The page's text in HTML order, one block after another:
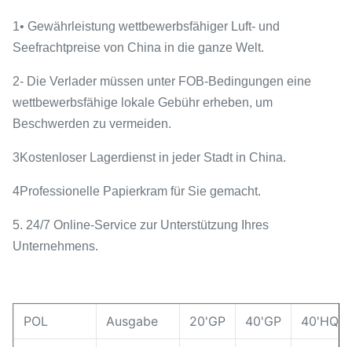
1• Gewährleistung wettbewerbsfähiger Luft- und
Seefrachtpreise von China in die ganze Welt.
2- Die Verlader müssen unter FOB-Bedingungen eine
wettbewerbsfähige lokale Gebühr erheben, um
Beschwerden zu vermeiden.
3Kostenloser Lagerdienst in jeder Stadt in China.
4Professionelle Papierkram für Sie gemacht.
5. 24/7 Online-Service zur Unterstützung Ihres
Unternehmens.
POL Ausgabe 20'GP 40'GP 40'HQ